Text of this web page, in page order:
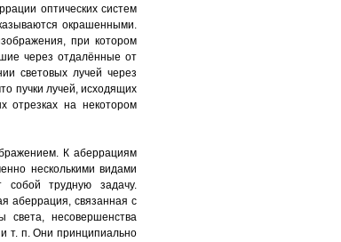
оптических систем
окрашенными.
при котором
через отдалённые от
световых лучей через
пучки лучей, исходящих
отрезках на некотором
К аберрациям
несколькими видами
собой трудную задачу.
аберрация, связанная с
света, несовершенства
т. п. Они принципиально